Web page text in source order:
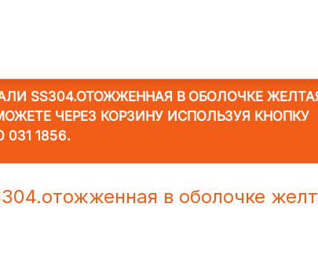
SS304.ОТОЖЖЕННАЯ В ОБОЛОЧКЕ
ЧЕРЕЗ КОРЗИНУ ИСПОЛЬЗУЯ КНОПКУ
031 1856.
в оболочке